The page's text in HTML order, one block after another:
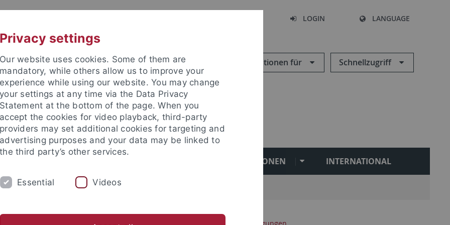
LOGIN LANGUAGE
Informationen für Schnellzugriff
(ZITh)
PERSONEN INTERNATIONAL
Studienangelegenheiten Studienfachberatung
Studium Bescheinigungen
Privacy settings
Our website uses cookies. Some of them are
mandatory, while others allow us to improve your
experience while using our website. You may change
your settings at any time via the Data Privacy
Statement at the bottom of the page. When you
accept the cookies for video playback, third-party
providers may set additional cookies for targeting and
advertising purposes and your data may be linked to
the third party’s other services.
Essential Videos